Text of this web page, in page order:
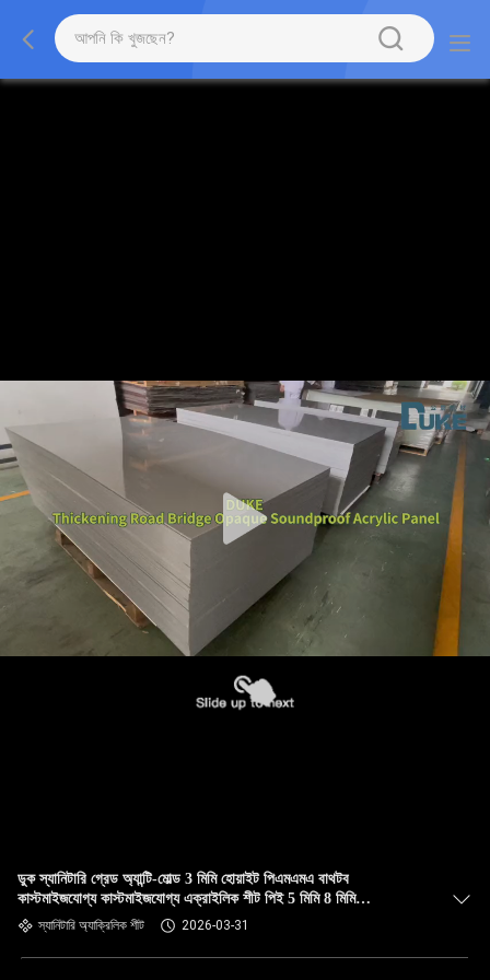
ডুক স্যানিটারি গ্রেড অ্যান্টি-মোল্ড 3 মিমি হোয়াইট পিএমএমএ বাথটব
কাস্টমাইজযোগ্য কাস্টমাইজযোগ্য এক্রাইলিক শীট পিই 5 মিমি 8 মিমি
কাস্টমাইজযোগ্য কাটিং পরিষেবা
স্যানিটারি অ্যাক্রিলিক শীট 2026-03-31